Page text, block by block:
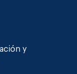
y